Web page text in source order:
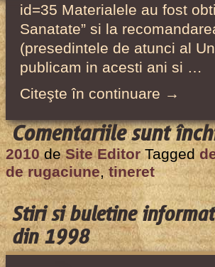
id=35 Materialele au fost
Sanatate” si la
(presedintele de atunci al
publicam in acesti ani si …
Citeşte în continuare →
Comentariile sunt
2010 de Site EditorTagged
de rugaciune,tineret
Stiri si buletine
din 1998